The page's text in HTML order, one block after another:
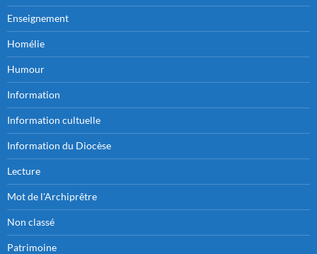
Enseignement
Homélie
Humour
Information
Information cultuelle
Information du Diocèse
Lecture
Mot de l'Archiprêtre
Non classé
Patrimoine